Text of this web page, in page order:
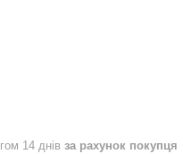
14 днів за рахунок покупця